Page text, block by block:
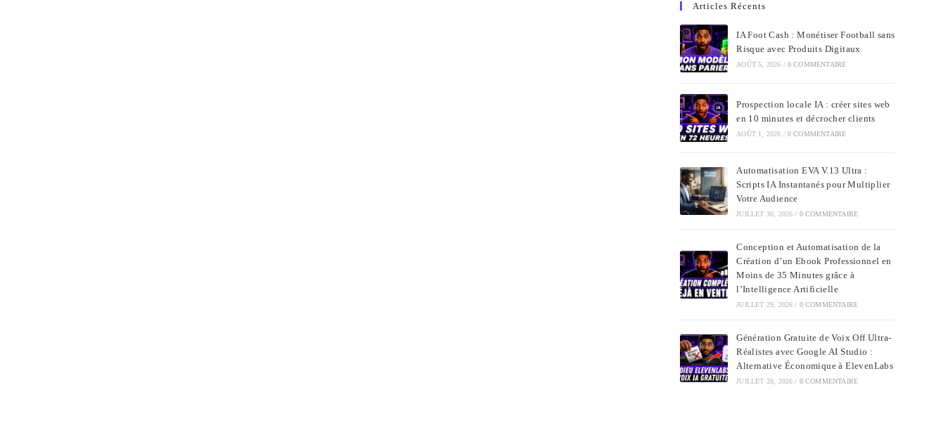
Articles Récents
IA Foot Cash : Monétiser Football sans
Risque avec Produits Digitaux
AOÛT 5, 2026 / 0 COMMENTAIRE
Prospection locale IA : créer sites web
en 10 minutes et décrocher clients
AOÛT 1, 2026 / 0 COMMENTAIRE
Automatisation EVA V.13 Ultra :
Scripts IA Instantanés pour Multiplier
Votre Audience
JUILLET 30, 2026 / 0 COMMENTAIRE
Conception et Automatisation de la
Création d’un Ebook Professionnel en
Moins de 35 Minutes grâce à
l’Intelligence Artificielle
JUILLET 29, 2026 / 0 COMMENTAIRE
Génération Gratuite de Voix Off Ultra-
Réalistes avec Google AI Studio :
Alternative Économique à ElevenLabs
JUILLET 28, 2026 / 0 COMMENTAIRE